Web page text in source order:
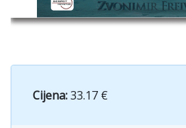
Cijena:33.17 €